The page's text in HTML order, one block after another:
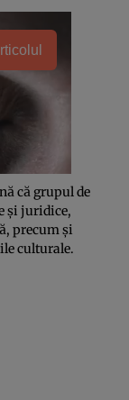
că grupul de
şi juridice,
precum şi
culturale.